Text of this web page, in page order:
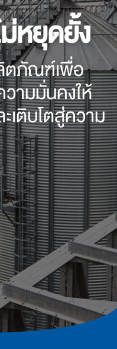
หยุดยั้ง
ตภัณฑ์เพื่อ
วามมั่นคงให้
เติบโตสู่ความ